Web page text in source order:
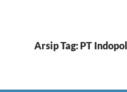
Arsip Tag: PT